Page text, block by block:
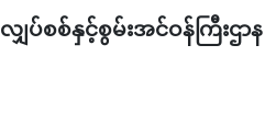
လျှပ်စစ်နှင့်စွမ်းအင်ဝန်ကြီးဌာန